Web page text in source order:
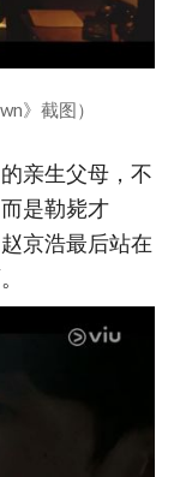
》截图）
亲生父母，不
是勒毙才
京浩最后站在